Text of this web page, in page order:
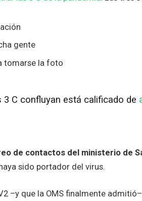
gente
tomarse la foto
C confluyan está calificado de
de contactos del ministerio de
sido portador del virus.
–y que la OMS finalmente